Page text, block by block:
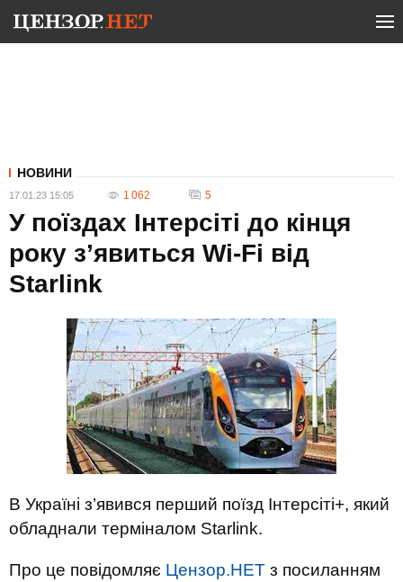
НОВИНИ
17.01.23 15:05 1 062 5
У поїздах Інтерсіті до кінця
року з’явиться Wi-Fi від
Starlink
В Україні з’явився перший поїзд Інтерсіті+, який
обладнали терміналом Starlink.
Про це повідомляє Цензор.НЕТ з посиланням